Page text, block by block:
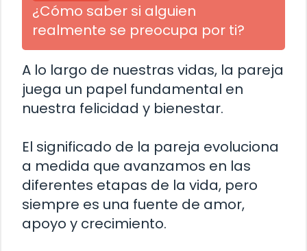
¿Cómo saber si alguien
realmente se preocupa por ti?
A lo largo de nuestras vidas, la pareja
juega un papel fundamental en
nuestra felicidad y bienestar.
El significado de la pareja evoluciona
a medida que avanzamos en las
diferentes etapas de la vida, pero
siempre es una fuente de amor,
apoyo y crecimiento.